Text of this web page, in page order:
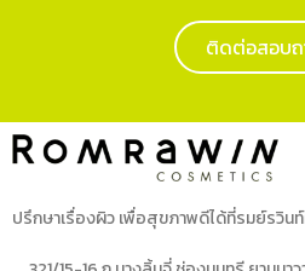
ติดต่อสอบ
ปรึกษาเรื่องผิว เพื่อสุขภาพดีได้ที่รมย์รวิน